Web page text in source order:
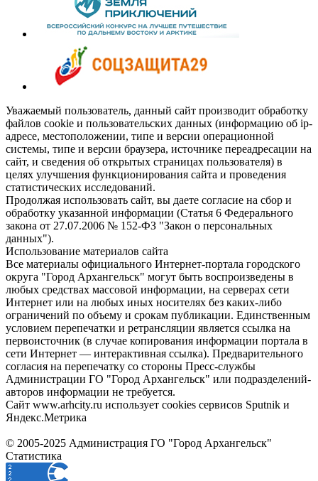
Уважаемый пользователь, данный сайт производит обработку
файлов cookie и пользовательских данных (информацию об ip-
адресе, местоположении, типе и версии операционной
системы, типе и версии браузера, источнике переадресации на
сайт, и сведения об открытых страницах пользователя) в
целях улучшения функционирования сайта и проведения
статистических исследований.
Продолжая использовать сайт, вы даете согласие на сбор и
обработку указанной информации (Статья 6 Федерального
закона от 27.07.2006 № 152-ФЗ "Закон о персональных
данных").
Использование материалов сайта
Все материалы официального Интернет-портала городского
округа "Город Архангельск" могут быть воспроизведены в
любых средствах массовой информации, на серверах сети
Интернет или на любых иных носителях без каких-либо
ограничений по объему и срокам публикации. Единственным
условием перепечатки и ретрансляции является ссылка на
первоисточник (в случае копирования информации портала в
сети Интернет — интерактивная ссылка). Предварительного
согласия на перепечатку со стороны Пресс-службы
Администрации ГО "Город Архангельск" или подразделений-
авторов информации не требуется.
Сайт www.arhcity.ru использует cookies сервисов Sputnik и
Яндекс.Метрика
© 2005-2025 Администрация ГО "Город Архангельск"
Статистика